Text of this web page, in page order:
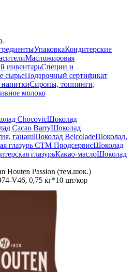
УпаковкаКондитерские
Масложировая
инвентарьСпеции и
сырьеПодарочный сертификат
Сиропы, топпинги,
молоко
ChocovicШоколад
Cacao BarryШоколад
ганашШоколад BelcoladeШоколад,
глазурь СТМ ПродсервисШоколад
глазурьКакао-маслоШоколад
Houten Passion (тем.шок.)
V46, 0,75 кг*10 шт/кор